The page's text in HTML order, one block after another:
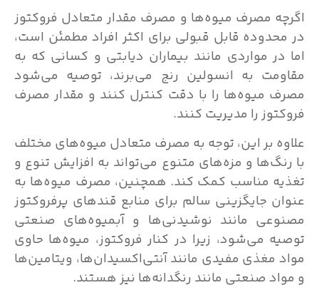
اگرچه مصرف میوه‌ها و مصرف مقدار متعادل فروکتوز
در محدوده قابل قبولی برای اکثر افراد مطمئن است،
اما در مواردی مانند بیماران دیابتی و کسانی که به
مقاومت به انسولین رنج می‌برند، توصیه می‌شود
مصرف میوه‌ها را با دقت کنترل کنند و مقدار مصرف
فروکتوز را مدیریت کنند.
علاوه بر این، توجه به مصرف متعادل میوه‌های مختلف
با رنگ‌ها و مزه‌های متنوع می‌تواند به افزایش تنوع و
تغذیه مناسب کمک کند. همچنین، مصرف میوه‌ها به
عنوان جایگزینی سالم برای منابع قندهای پرفروکتوز
مصنوعی مانند نوشیدنی‌ها و آبمیوه‌های صنعتی
توصیه می‌شود، زیرا در کنار فروکتوز، میوه‌ها حاوی
مواد مغذی مفیدی مانند آنتی‌اکسیدان‌ها، ویتامین‌ها
و مواد صنعتی مانند رنگدانه‌ها نیز هستند.